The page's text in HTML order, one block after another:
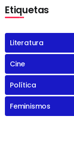
Etiquetas
Literatura
Cine
Política
Feminismos